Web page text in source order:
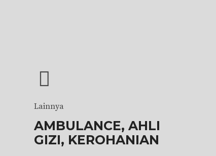
Lainnya
AMBULANCE, AHLI
GIZI, KEROHANIAN